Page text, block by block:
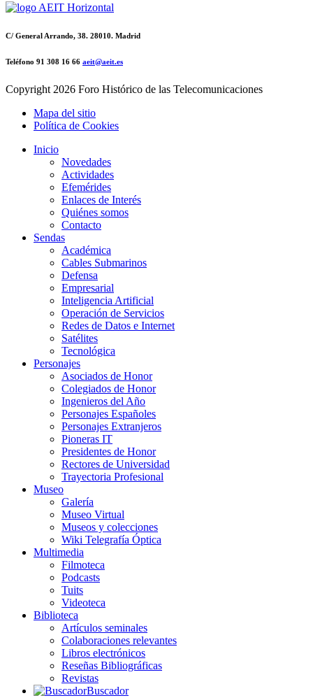
C/ General Arrando, 38. 28010. Madrid
Teléfono 91 308 16 66 aeit@aeit.es
Copyright 2026 Foro Histórico de las Telecomunicaciones
Mapa del sitio
Política de Cookies
Inicio
Novedades
Actividades
Efemérides
Enlaces de Interés
Quiénes somos
Contacto
Sendas
Académica
Cables Submarinos
Defensa
Empresarial
Inteligencia Artificial
Operación de Servicios
Redes de Datos e Internet
Satélites
Tecnológica
Personajes
Asociados de Honor
Colegiados de Honor
Ingenieros del Año
Personajes Españoles
Personajes Extranjeros
Pioneras IT
Presidentes de Honor
Rectores de Universidad
Trayectoria Profesional
Museo
Galería
Museo Virtual
Museos y colecciones
Wiki Telegrafía Óptica
Multimedia
Filmoteca
Podcasts
Tuits
Videoteca
Biblioteca
Artículos seminales
Colaboraciones relevantes
Libros electrónicos
Reseñas Bibliográficas
Revistas
Buscador